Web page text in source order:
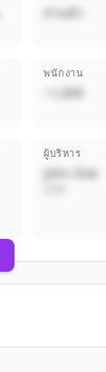
ส่วนตัว
พนักงาน
~1,000
ผู้บริหาร
John Doe